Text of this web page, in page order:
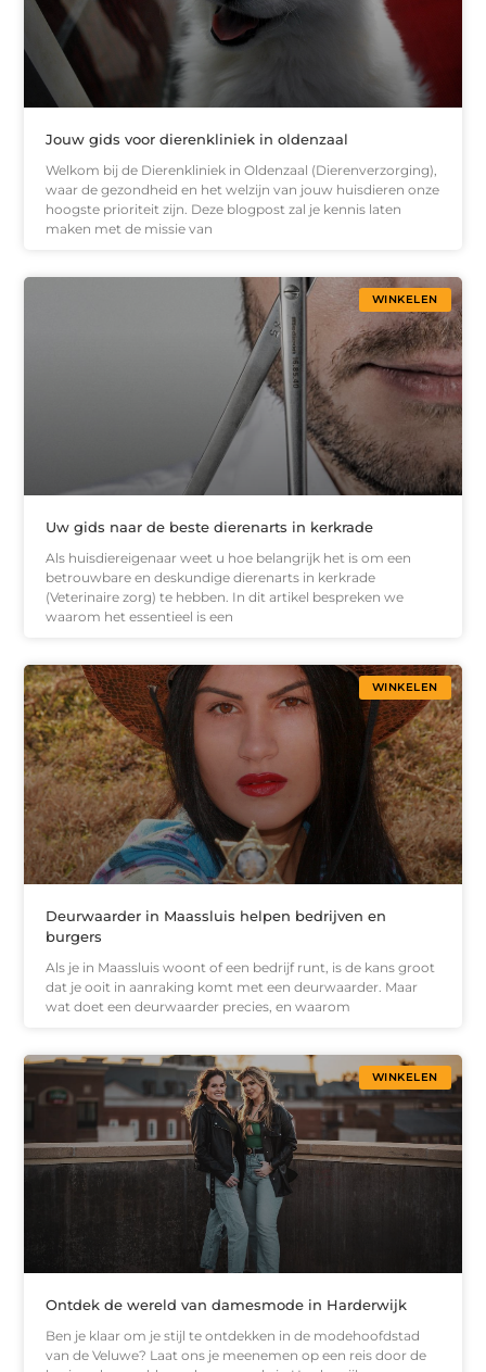
Jouw gids voor dierenkliniek in oldenzaal
Welkom bij de Dierenkliniek in Oldenzaal (Dierenverzorging),
waar de gezondheid en het welzijn van jouw huisdieren onze
hoogste prioriteit zijn. Deze blogpost zal je kennis laten
maken met de missie van
WINKELEN
Uw gids naar de beste dierenarts in kerkrade
Als huisdiereigenaar weet u hoe belangrijk het is om een
betrouwbare en deskundige dierenarts in kerkrade
(Veterinaire zorg) te hebben. In dit artikel bespreken we
waarom het essentieel is een
WINKELEN
Deurwaarder in Maassluis helpen bedrijven en
burgers
Als je in Maassluis woont of een bedrijf runt, is de kans groot
dat je ooit in aanraking komt met een deurwaarder. Maar
wat doet een deurwaarder precies, en waarom
WINKELEN
Ontdek de wereld van damesmode in Harderwijk
Ben je klaar om je stijl te ontdekken in de modehoofdstad
van de Veluwe? Laat ons je meenemen op een reis door de